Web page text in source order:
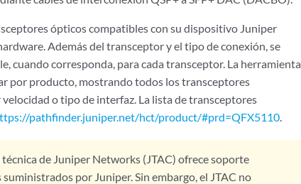
ópticos compatibles con su dispositivo Juniper
Además del transceptor y el tipo de conexión, se
cuando corresponda, para cada transceptor. La herramienta
por producto, mostrando todos los transceptores
o tipo de interfaz. La lista de transceptores
pathfinder.juniper.net/hct/product/#prd=QFX5110.
de Juniper Networks (JTAC) ofrece soporte
por Juniper. Sin embargo, el JTAC no